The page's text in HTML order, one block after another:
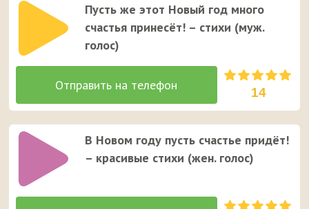
Пусть же этот Новый год много
счастья принесёт! – стихи (муж.
голос)
14
В Новом году пусть счастье придёт!
– красивые стихи (жен. голос)